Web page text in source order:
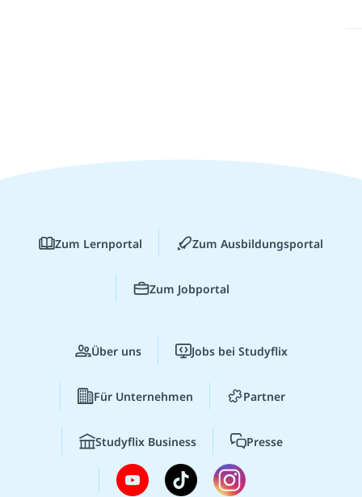
Zum Lernportal Zum Ausbildungsportal
Zum Jobportal
Über uns Jobs bei Studyflix
Für Unternehmen Partner
Studyflix Business Presse